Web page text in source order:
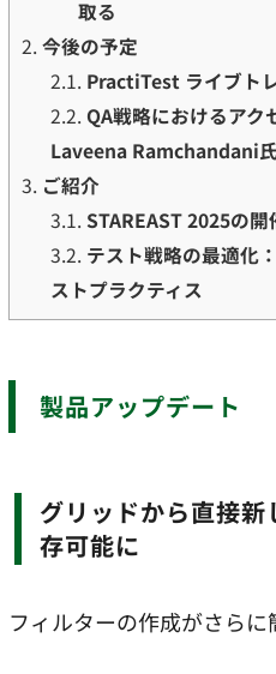
取る
2.今後の予定
2.1. PractiTest ライブト
2.2.QA戦略におけるアク
Laveena Ramchandani
3. ご紹介
3.1.STAREAST 2025の開
3.2. テスト戦略の最適化
ストプラクティス
製品アップデート
グリッドから直接新しいフィルターを保
存可能に
フィルターの作成がさらに